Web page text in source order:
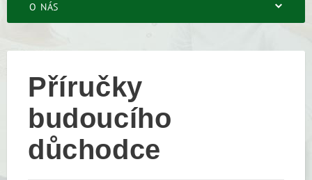
O NÁS
Příručky
budoucího
důchodce